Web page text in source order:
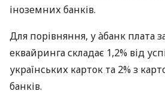
іноземних банків.
Для порівняння, у àбанк плата
еквайринга складає 1,2% від
українських карток та 2% з
банків.